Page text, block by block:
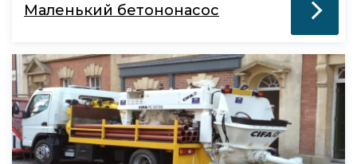
Маленький бетононасос